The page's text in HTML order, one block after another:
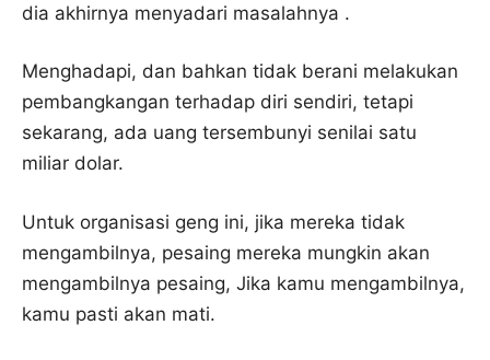
dia akhirnya menyadari masalahnya .
Menghadapi, dan bahkan tidak berani melakukan
pembangkangan terhadap diri sendiri, tetapi
sekarang, ada uang tersembunyi senilai satu
miliar dolar.
Untuk organisasi geng ini, jika mereka tidak
mengambilnya, pesaing mereka mungkin akan
mengambilnya pesaing, Jika kamu mengambilnya,
kamu pasti akan mati.